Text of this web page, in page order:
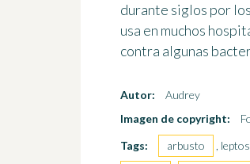
durante siglos por
usa en muchos
contra algunas
Autor:
Audrey
Imagen de copyright:
Tags:
arbusto ,